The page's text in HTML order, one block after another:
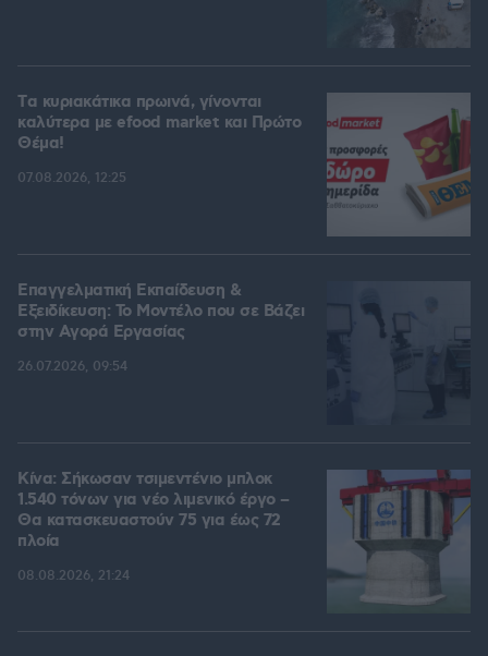
Tα κυριακάτικα πρωινά, γίνονται
καλύτερα με efood market και Πρώτο
Θέμα!
07.08.2026, 12:25
Επαγγελματική Εκπαίδευση &
Εξειδίκευση: Το Mοντέλο που σε Bάζει
στην Aγορά Eργασίας
26.07.2026, 09:54
Κίνα: Σήκωσαν τσιμεντένιο μπλοκ
1.540 τόνων για νέο λιμενικό έργο –
Θα κατασκευαστούν 75 για έως 72
πλοία
08.08.2026, 21:24